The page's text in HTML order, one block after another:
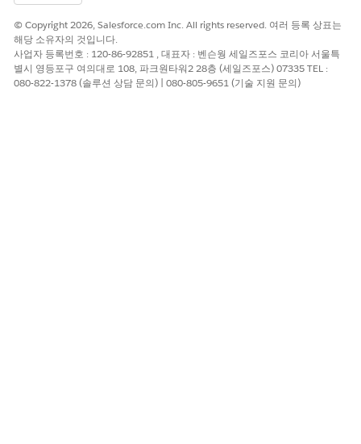
© Copyright 2026, Salesforce.com Inc. All rights reserved. 여러 등록 상표는
해당 소유자의 것입니다.
사업자 등록번호 : 120-86-92851 , 대표자 : 벤슨웡 세일즈포스 코리아 서울특
별시 영등포구 여의대로 108, 파크원타워2 28층 (세일즈포스) 07335 TEL :
080-822-1378 (솔루션 상담 문의) | 080-805-9651 (기술 지원 문의)